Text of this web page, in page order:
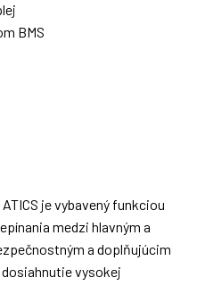
BMS
je vybavený funkciou
medzi hlavným a
a doplňujúcim
vysokej